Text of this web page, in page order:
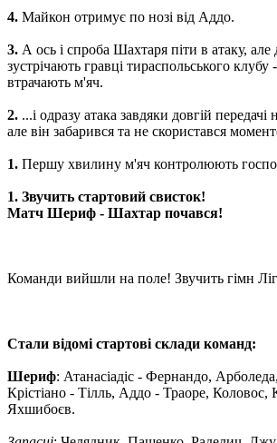
4. Майкон отримує по нозі від Аддо.
3. А ось і спроба Шахтаря піти в атаку,
зустрічають гравці тираспольського клубу
втрачають м'яч.
2. ...і одразу атака завдяки довгій
але він забарився та не скористався
1. Першу хвилину м'яч контролюють
1. Звучить стартовий свисток!
Матч Шериф - Шахтар почався!
Команди вийшли на поле! Звучить гімн
Стали відомі стартові склади команд:
Шериф: Атанасіадіс - Фернандо,
Крістіано - Тілль, Аддо - Траоре, Коловос,
Яхшибоєв.